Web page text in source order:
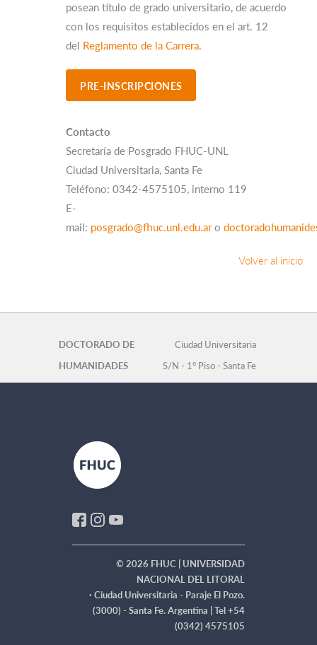
posean título de grado universitario, de acuerdo
con los requisitos establecidos en el art. 12
del Reglamento de la Carrera.
Contacto
Secretaría de Posgrado FHUC-UNL
Ciudad Universitaria, Santa Fe
Teléfono: 0342-4575105, interno 119
E-
mail: posgrado@fhuc.unl.edu.aro
Volver al inicio
DOCTORADO DE
HUMANIDADES
Ciudad Universitaria
S/N - 1° Piso - Santa Fe
© 2026 FHUC | UNIVERSIDAD
NACIONAL DEL LITORAL
·Ciudad Universitaria - Paraje El Pozo.
(3000) - Santa Fe. Argentina | Tel +54
(0342) 4575105